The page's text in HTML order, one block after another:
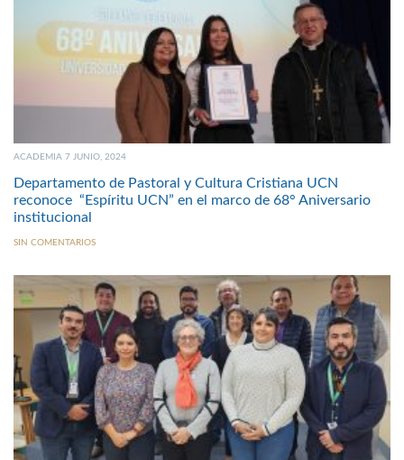
ACADEMIA 7 JUNIO, 2024
Departamento de Pastoral y Cultura Cristiana UCN
reconoce “Espíritu UCN” en el marco de 68° Aniversario
institucional
SIN COMENTARIOS